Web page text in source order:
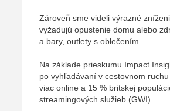
Zároveň̌ sme videli výrazné
vyžadujú opustenie domu alebo
a bary, outlety s oblečením.
Na základe prieskumu Impact
po vyhľadávaní v cestovnom
viac online a 15 % britskej
streamingových služieb (GWI).